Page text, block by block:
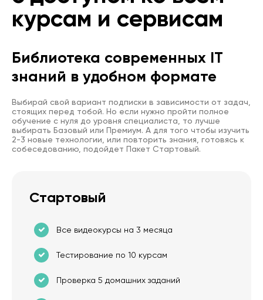
курсам и сервисам
Библиотека современных IT
знаний в удобном формате
Выбирай свой вариант подписки в зависимости от задач,
стоящих перед тобой. Но если нужно пройти полное
обучение с нуля до уровня специалиста, то лучше
выбирать Базовый или Премиум. А для того чтобы изучить
2-3 новые технологии, или повторить знания, готовясь к
собеседованию, подойдет Пакет Стартовый.
Стартовый
Все видеокурсы на 3 месяца
Тестирование по 10 курсам
Проверка 5 домашних заданий